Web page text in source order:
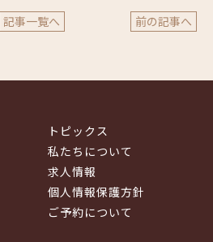
記事一覧へ 前の記事へ
トピックス
私たちについて
求人情報
個人情報保護方針
ご予約について